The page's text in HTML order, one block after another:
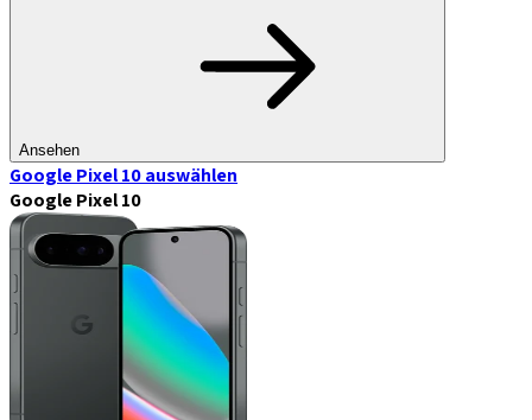
Ansehen
Google Pixel 10auswählen
Google Pixel 10